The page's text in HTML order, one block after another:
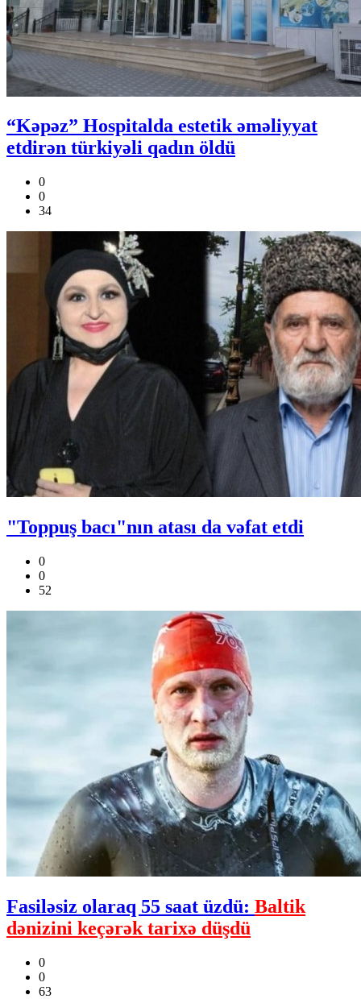
“Kəpəz” Hospitalda estetik əməliyyat
etdirən türkiyəli qadın öldü
0
0
34
"Toppuş bacı"nın atası da vəfat etdi
0
0
52
Fasiləsiz olaraq 55 saat üzdü: Baltik
dənizini keçərək tarixə düşdü
0
0
63